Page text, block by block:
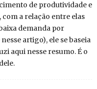
de produtividade e
a relação entre elas
demanda por
artigo), ele se baseia
aqui nesse resumo. É o